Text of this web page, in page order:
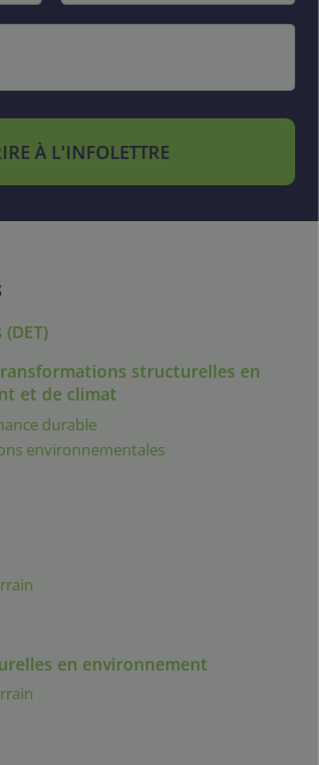
À L'INFOLETTRE
structurelles en
et de climat
durable
environnementales
en environnement